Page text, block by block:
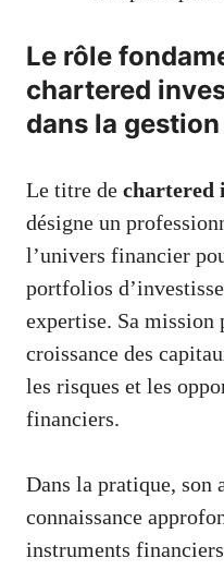
Le rôle
chartered
dans la
Le titre de chartered
désigne un
l’univers financier
portfolios
expertise. Sa mission
croissance des
les risques et les
financiers.
Dans la pratique, son
connaissance
instruments